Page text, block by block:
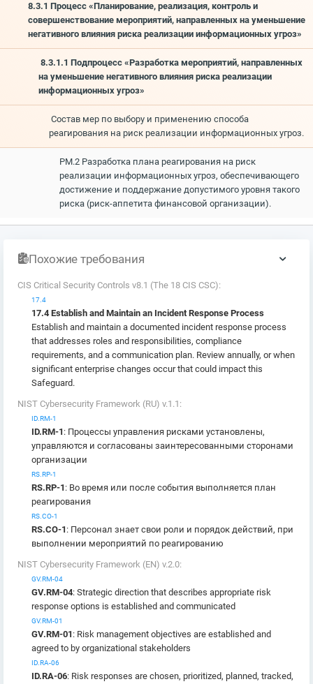
8.3.1 Процесс «Планирование, реализация, контроль и
совершенствование мероприятий, направленных на уменьшение
негативного влияния риска реализации информационных угроз»
8.3.1.1 Подпроцесс «Разработка мероприятий, направленных
на уменьшение негативного влияния риска реализации
информационных угроз»
Состав мер по выбору и применению способа
реагирования на риск реализации информационных угроз.
РМ.2 Разработка плана реагирования на риск
реализации информационных угроз, обеспечивающего
достижение и поддержание допустимого уровня такого
риска (риск-аппетита финансовой организации).
Похожие требования
CIS Critical Security Controls v8.1 (The 18 CIS CSC):
17.4
17.4 Establish and Maintain an Incident Response Process
Establish and maintain a documented incident response process
that addresses roles and responsibilities, compliance
requirements, and a communication plan. Review annually, or when
significant enterprise changes occur that could impact this
Safeguard.
NIST Cybersecurity Framework (RU) v.1.1:
ID.RM-1
ID.RM-1 : Процессы управления рисками установлены,
управляются и согласованы заинтересованными сторонами
организации
RS.RP-1
RS.RP-1 : Во время или после события выполняется план
реагирования
RS.CO-1
RS.CO-1 : Персонал знает свои роли и порядок действий, при
выполнении мероприятий по реагированию
NIST Cybersecurity Framework (EN) v.2.0:
GV.RM-04
GV.RM-04: Strategic direction that describes appropriate risk
response options is established and communicated
GV.RM-01
GV.RM-01 : Risk management objectives are established and
agreed to by organizational stakeholders
ID.RA-06
ID.RA-06: Risk responses are chosen, prioritized, planned, tracked,